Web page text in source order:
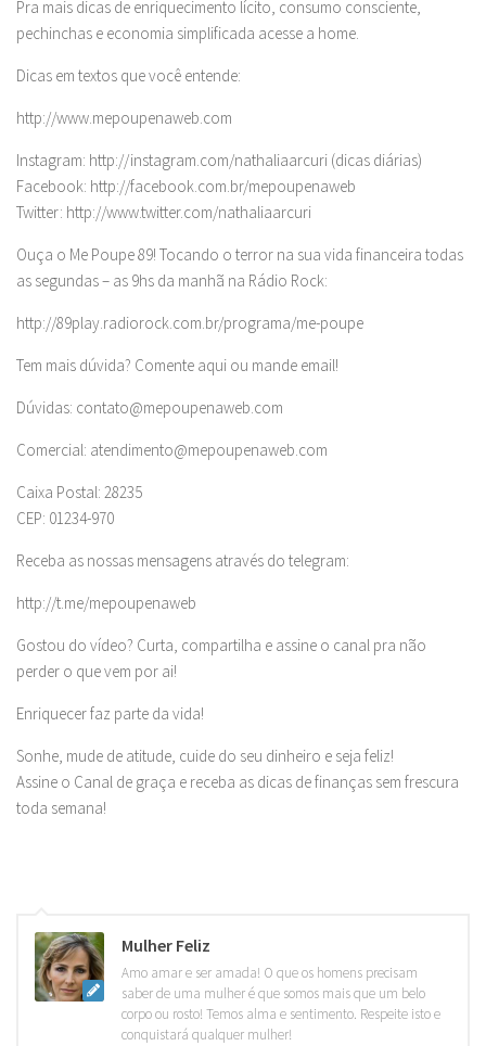
Pra mais dicas de enriquecimento lícito, consumo consciente,
pechinchas e economia simplificada acesse a home.
Dicas em textos que você entende:
http://www.mepoupenaweb.com
Instagram: http://instagram.com/nathaliaarcuri (dicas diárias)
Facebook: http://facebook.com.br/mepoupenaweb
Twitter: http://www.twitter.com/nathaliaarcuri
Ouça o Me Poupe 89! Tocando o terror na sua vida financeira todas
as segundas – as 9hs da manhã na Rádio Rock:
http://89play.radiorock.com.br/programa/me-poupe
Tem mais dúvida? Comente aqui ou mande email!
Dúvidas: contato@mepoupenaweb.com
Comercial: atendimento@mepoupenaweb.com
Caixa Postal: 28235
CEP: 01234-970
Receba as nossas mensagens através do telegram:
http://t.me/mepoupenaweb
Gostou do vídeo? Curta, compartilha e assine o canal pra não
perder o que vem por ai!
Enriquecer faz parte da vida!
Sonhe, mude de atitude, cuide do seu dinheiro e seja feliz!
Assine o Canal de graça e receba as dicas de finanças sem frescura
toda semana!
Mulher Feliz
Amo amar e ser amada! O que os homens precisam
saber de uma mulher é que somos mais que um belo
corpo ou rosto! Temos alma e sentimento. Respeite isto e
conquistará qualquer mulher!